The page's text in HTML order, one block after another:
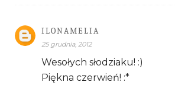
ILONAMELIA
25 grudnia, 2012
Wesołych słodziaku! :)
Piękna czerwień! :*